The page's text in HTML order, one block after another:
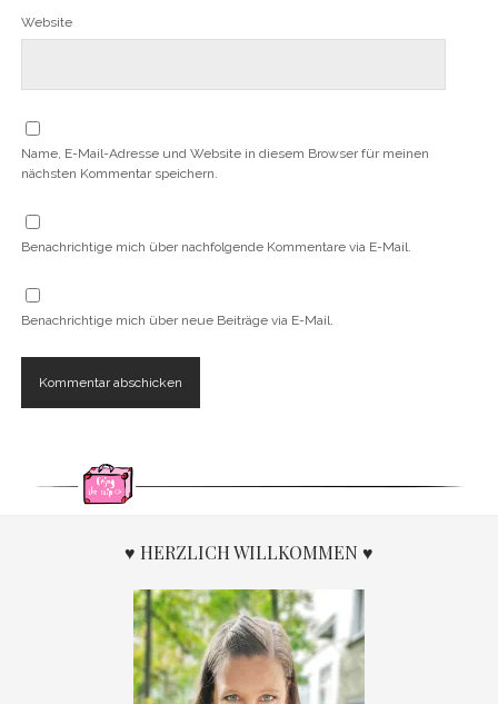
Website
Name, E-Mail-Adresse und Website in diesem Browser für meinen
nächsten Kommentar speichern.
Benachrichtige mich über nachfolgende Kommentare via E-Mail.
Benachrichtige mich über neue Beiträge via E-Mail.
♥ HERZLICH WILLKOMMEN ♥